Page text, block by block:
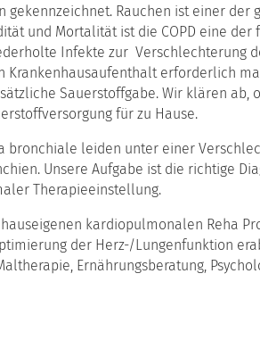
gekennzeichnet. Rauchen ist einer der
und Mortalität ist die COPD eine
Infekte zur Verschlechterung
Krankenhausaufenthalt erforderlich
Sauerstoffgabe. Wir klären
für zu Hause.
bronchiale leiden unter einer
Unsere Aufgabe ist die richtige
Therapieeinstellung.
kardiopulmonalen Reha
der Herz-/Lungenfunktion
Ernährungsberatung,